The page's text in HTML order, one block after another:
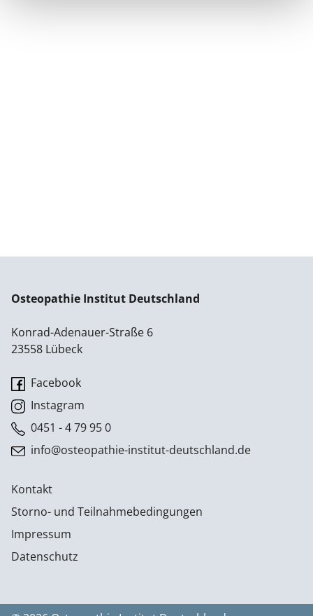
Osteopathie Institut Deutschland
Konrad-Adenauer-Straße 6
23558 Lübeck
Facebook
Instagram
0451 - 4 79 95 0
info@osteopathie-institut-deutschland.de
Kontakt
Storno- und Teilnahmebedingungen
Impressum
Datenschutz